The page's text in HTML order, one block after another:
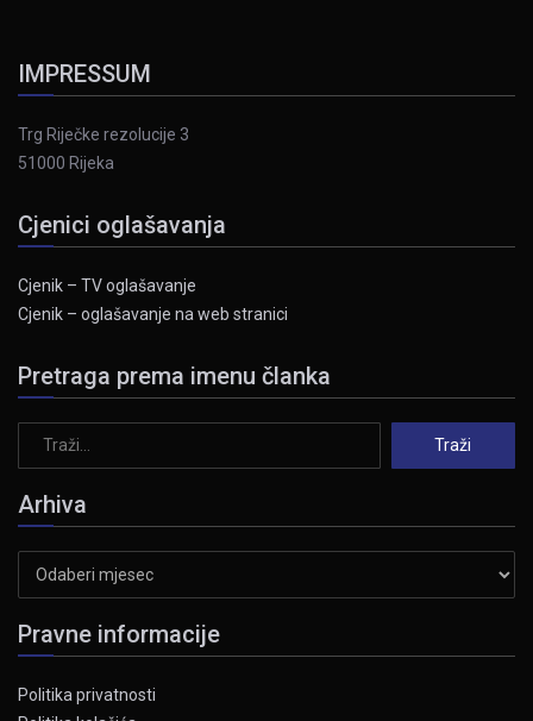
IMPRESSUM
Trg Riječke rezolucije 3
51000 Rijeka
Cjenici oglašavanja
Cjenik – TV oglašavanje
Cjenik – oglašavanje na web stranici
Pretraga prema imenu članka
Arhiva
Pravne informacije
Politika privatnosti